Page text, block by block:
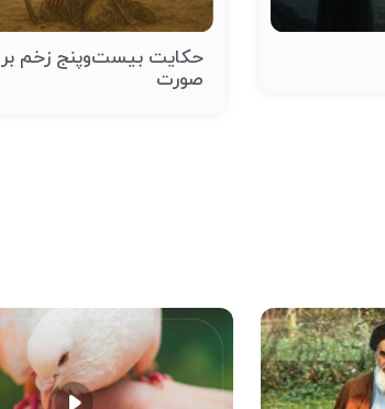
حکایت بیست‌وپنج زخم بر
صورت